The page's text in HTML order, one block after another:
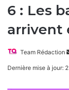
6 : Les
arrivent
Team Rédaction
Dernière mise à jour: